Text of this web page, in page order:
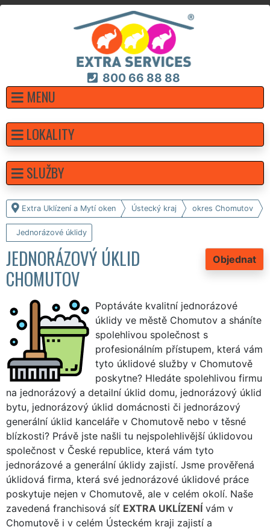
800 66 88 88
MENU
Extra Uklízení a Mytí oken Ústecký kraj okres Chomutov
Jednorázové úklidy
Objednat
JEDNORÁZOVÝ ÚKLID
CHOMUTOV
Poptáváte kvalitní jednorázové
úklidy ve městě Chomutov a sháníte
spolehlivou společnost s
profesionálním přístupem, která vám
tyto úklidové služby v Chomutově
poskytne? Hledáte spolehlivou firmu
na jednorázový a detailní úklid domu, jednorázový úklid
bytu, jednorázový úklid domácnosti či jednorázový
generální úklid kanceláře v Chomutově nebo v těsné
blízkosti? Právě jste našli tu nejspolehlivější úklidovou
společnost v České republice, která vám tyto
jednorázové a generální úklidy zajistí. Jsme prověřená
úklidová firma, která své jednorázové úklidové práce
poskytuje nejen v Chomutově, ale v celém okolí. Naše
zavedená franchisová síť EXTRA UKLÍZENÍ vám v
Chomutově i v celém Ústeckém kraji zajistí a
LOKALITY
SLUŽBY